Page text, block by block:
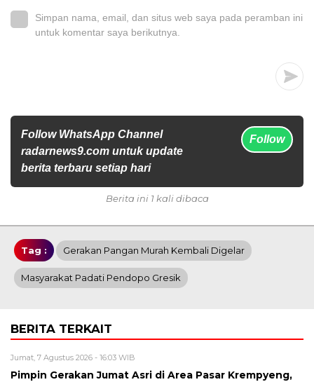
Simpan nama, email, dan situs web saya pada peramban ini
untuk komentar saya berikutnya.
Follow WhatsApp Channel
radarnews9.com untuk update
berita terbaru setiap hari
Follow
Berita ini 1 kali dibaca
Tag : Gerakan Pangan Murah Kembali Digelar
Masyarakat Padati Pendopo Gresik
BERITA TERKAIT
Jumat, 7 Agustus 2026 - 16:03 WIB
Pimpin Gerakan Jumat Asri di Area Pasar Krempyeng,